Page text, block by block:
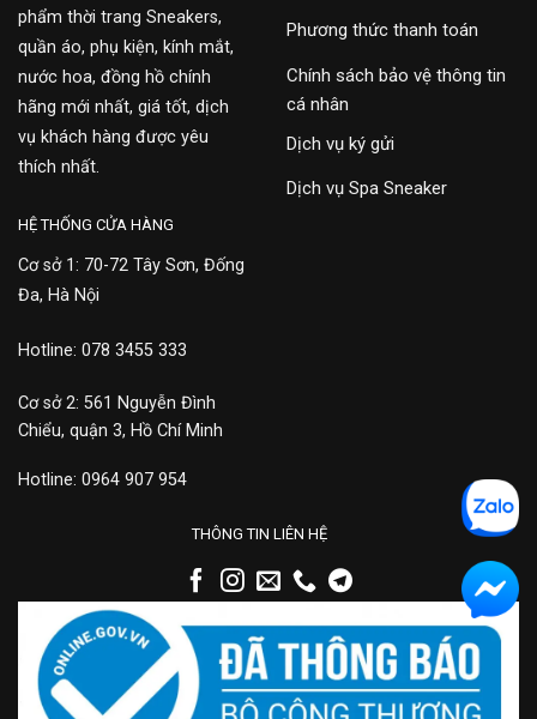
phẩm thời trang Sneakers,
quần áo, phụ kiện, kính mắt,
nước hoa, đồng hồ chính
hãng mới nhất, giá tốt, dịch
vụ khách hàng được yêu
thích nhất.
Phương thức thanh toán
Chính sách bảo vệ thông tin
cá nhân
Dịch vụ ký gửi
Dịch vụ Spa Sneaker
HỆ THỐNG CỬA HÀNG
Cơ sở 1: 70-72 Tây Sơn, Đống
Đa, Hà Nội
Hotline: 078 3455 333
Cơ sở 2: 561 Nguyễn Đình
Chiểu, quận 3, Hồ Chí Minh
Hotline: 0964 907 954
THÔNG TIN LIÊN HỆ